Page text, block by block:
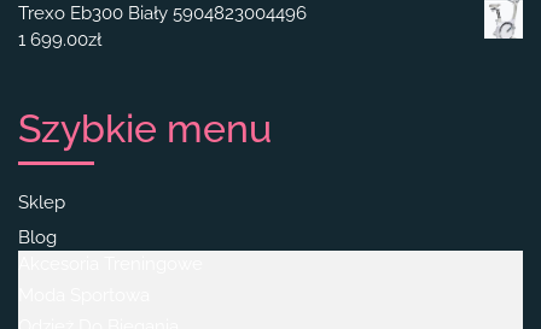
Trexo Eb300 Biały 5904823004496
1 699.00zł
Szybkie menu
Sklep
Blog